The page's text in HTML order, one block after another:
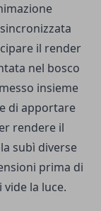
il render
nel bosco
insieme
di apportare
rendere il
subì diverse
prima di
vide la luce.